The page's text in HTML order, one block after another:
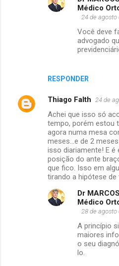
RESPONDER
Médico
24 de agosto
Você deve
advogado
Thiago Falth 24 de
Achei que isso só
tempo, porém estou
agora numa mesa
meses...e de 2
isso diariamente! E é
posição do ante
que fico. Isso em
tirando a hipótese
Dr
Médico
28 de agosto
A princípio
maiores
o seu
lo.